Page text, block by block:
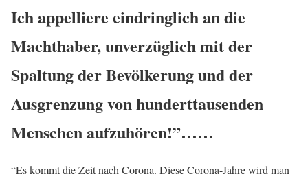
Ich appelliere eindringlich an die
Machthaber, unverzüglich mit der
Spaltung der Bevölkerung und der
Ausgrenzung von hunderttausenden
Menschen aufzuhören!”……
“Es kommt die Zeit nach Corona. Diese Corona-Jahre wird man